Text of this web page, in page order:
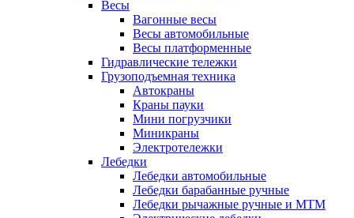
Весы
Вагонные весы
Весы автомобильные
Весы платформенные
Гидравлические тележки
Грузоподъемная техника
Автокраны
Краны пауки
Мини погрузчики
Миникраны
Электротележки
Лебедки
Лебедки автомобильные
Лебедки барабанные ручные
Лебедки рычажные ручные и МТМ